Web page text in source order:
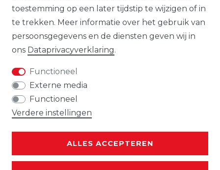
De op de website getoonde illustraties,
specificaties en beschrijvingen kunnen
getoonde producten op elk gewenst
moment en zonder voorafgaande
kennisgeving te wijzigen.
toestemming op een later tijdstip te wijzigen of in
te trekken. Meer informatie over het gebruik van
persoonsgegevens en de diensten geven wij in
ons Data­privacy­verklaring.
Functioneel
Externe media
Functioneel
Verdere instellingen
ALLES ACCEPTEREN